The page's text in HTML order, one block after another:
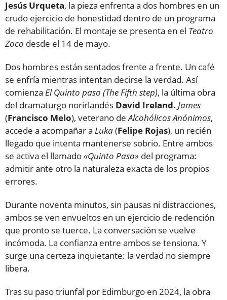
Jesús Urqueta, la pieza enfrenta a dos hombres en un
crudo ejercicio de honestidad dentro de un programa
de rehabilitación. El montaje se presenta en el Teatro
Zoco desde el 14 de mayo.
Dos hombres están sentados frente a frente. Un café
se enfría mientras intentan decirse la verdad. Así
comienza El Quinto paso (The Fifth step), la última obra
del dramaturgo norirlandés David Ireland. James
(Francisco Melo), veterano deAlcohólicos Anónimos,
accede a acompañar a Luka(Felipe Rojas), un recién
llegado que intenta mantenerse sobrio. Entre ambos
se activa el llamado«Quinto Paso» del programa:
admitir ante otro la naturaleza exacta de los propios
errores.
Durante noventa minutos, sin pausas ni distracciones,
ambos se ven envueltos en un ejercicio de redención
que pronto se tuerce. La conversación se vuelve
incómoda. La confianza entre ambos se tensiona. Y
surge una certeza inquietante: la verdad no siempre
libera.
Tras su paso triunfal por Edimburgo en 2024, la obra